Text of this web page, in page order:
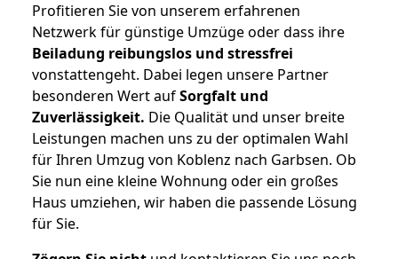
Profitieren Sie von unserem erfahrenen
Netzwerk für günstige Umzüge oder dass ihre
Beiladung reibungslos und stressfrei
vonstattengeht. Dabei legen unsere Partner
besonderen Wert aufSorgfalt und
Zuverlässigkeit. Die Qualität und unser breite
Leistungen machen uns zu der optimalen Wahl
für Ihren Umzug von Koblenz nach Garbsen. Ob
Sie nun eine kleine Wohnung oder ein großes
Haus umziehen, wir haben die passende Lösung
für Sie.